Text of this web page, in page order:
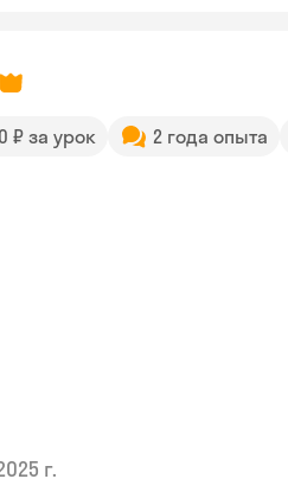
₽ за урок 2 года опыта
г.